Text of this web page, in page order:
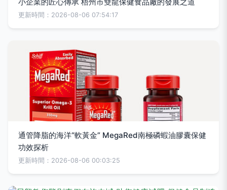
更新時間：2026-08-06 07:54:17
通管降脂的海洋“軟黃金” MegaRed南極磷蝦油膠囊保健
功效探析
更新時間：2026-08-06 00:03:25